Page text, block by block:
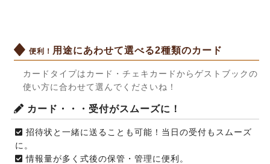
便利！ 用途にあわせて選べる2種類のカード
カードタイプはカード・チェキカードからゲストブックの
使い方に合わせて選んでくださいね！
カード・・・受付がスムーズに！
招待状と一緒に送ることも可能！当日の受付もスムーズ
に。
情報量が多く式後の保管・管理に便利。